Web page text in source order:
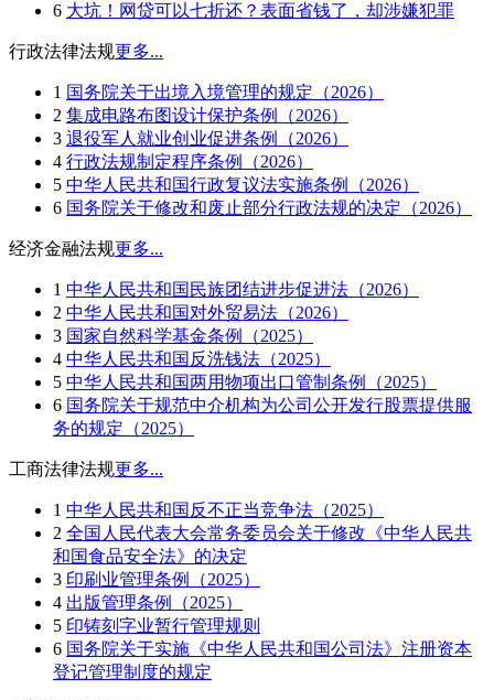
6 大坑！网贷可以七折还？表面省钱了，却涉嫌犯罪
行政法律法规更多...
1 国务院关于出境入境管理的规定（2026）
2 集成电路布图设计保护条例（2026）
3 退役军人就业创业促进条例（2026）
4 行政法规制定程序条例（2026）
5 中华人民共和国行政复议法实施条例（2026）
6 国务院关于修改和废止部分行政法规的决定（2026）
经济金融法规更多...
1 中华人民共和国民族团结进步促进法（2026）
2 中华人民共和国对外贸易法（2026）
3 国家自然科学基金条例（2025）
4 中华人民共和国反洗钱法（2025）
5 中华人民共和国两用物项出口管制条例（2025）
6 国务院关于规范中介机构为公司公开发行股票提供服
务的规定（2025）
工商法律法规更多...
1 中华人民共和国反不正当竞争法（2025）
2 全国人民代表大会常务委员会关于修改《中华人民共
和国食品安全法》的决定
3 印刷业管理条例（2025）
4 出版管理条例（2025）
5 印铸刻字业暂行管理规则
6 国务院关于实施《中华人民共和国公司法》注册资本
登记管理制度的规定